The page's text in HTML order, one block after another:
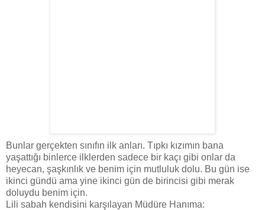
Bunlar gerçekten sınıfın ilk anları. Tıpkı kızımın bana
yaşattığı binlerce ilklerden sadece bir kaçı gibi onlar da
heyecan, şaşkınlık ve benim için mutluluk dolu. Bu gün ise
ikinci gündü ama yine ikinci gün de birincisi gibi merak
doluydu benim için.
Lili sabah kendisini karşılayan Müdüre Hanıma: